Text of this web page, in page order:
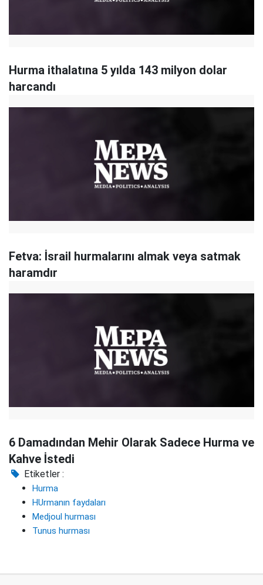
Hurma ithalatına 5 yılda 143 milyon dolar
harcandı
Fetva: İsrail hurmalarını almak veya satmak
haramdır
6 Damadından Mehir Olarak Sadece Hurma ve
Kahve İstedi
Etiketler :
Hurma
HUrmanın faydaları
Medjoul hurması
Tunus hurması